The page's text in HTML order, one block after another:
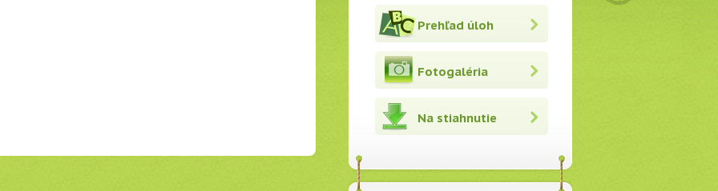
Prehľad úloh
Fotogaléria
Na stiahnutie